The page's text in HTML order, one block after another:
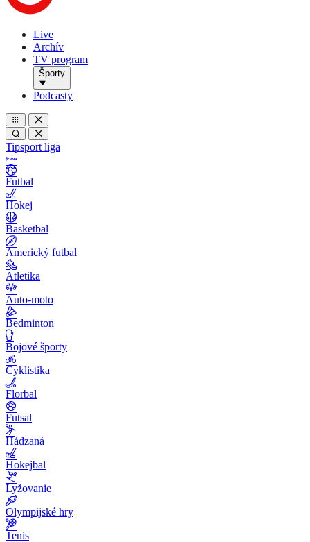
Live
Archív
TV program
Športy
Podcasty
Tipsport liga
Futbal
Hokej
Basketbal
Americký futbal
Atletika
Auto-moto
Bedminton
Bojové športy
Cyklistika
Florbal
Futsal
Hádzaná
Hokejbal
Lyžovanie
Olympijské hry
Tenis